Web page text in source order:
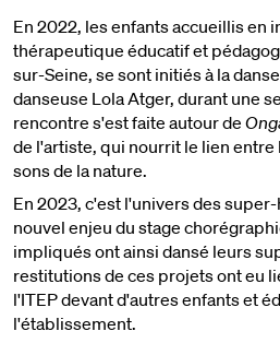
En 2022, les enfants accueillis en
thérapeutique éducatif et
sur-Seine, se sont initiés à la
danseuse Lola Atger, durant une
rencontre s'est faite autour de
de l'artiste, qui nourrit le lien
sons de la nature.
En 2023, c'est l'univers des
nouvel enjeu du stage
impliqués ont ainsi dansé leurs
restitutions de ces projets ont eu
l'ITEP devant d'autres enfants et
l'établissement.